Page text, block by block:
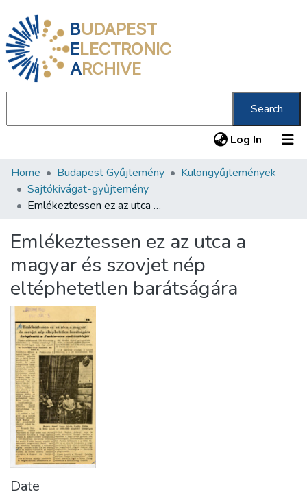
BUDAPEST
ELECTRONIC
ARCHIVE
Search
Log In (current)
Communities & Collections
All of DSpace
Home Budapest Gyűjtemény
Különgyűjtemények
Sajtókivágat-gyűjtemény
Emlékeztessen ez az utca a magyar és szovjet nép eltéphetetlen barátságára
Emlékeztessen ez az utca a
magyar és szovjet nép
eltéphetetlen barátságára
Date